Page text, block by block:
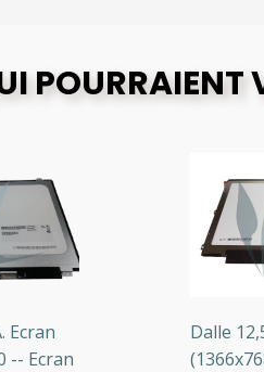
POURRAIENT
Ecran
Dalle 12,5